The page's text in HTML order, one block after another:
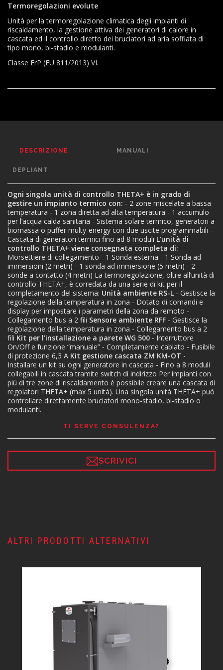
Termoregolazioni evolute
Unità per la termoregolazione climatica degli impianti di
riscaldamento, la gestione attiva dei generatori di calore in
cascata ed il controllo diretto dei bruciatori ad aria soffiata di
tipo mono, bi-stadio e modulanti.
Classe ErP (EU 811/2013) VI.
DESCRIZIONE MANUALI
DEPLIANT
Ogni singola unità di controllo THETA+ è in grado di
gestire un impianto termico con: - 2 zone miscelate a bassa
temperatura - 1 zona diretta ad alta temperatura - 1 accumulo
per l’acqua calda sanitaria - Sistema solare termico, generatori a
biomassa o puffer multy-energy con due uscite programmabili -
Cascata di generatori termici fino ad 8 moduli L’unità di
controllo THETA+ viene consegnata completa di: -
Morsettiere di collegamento - 1 Sonda esterna - 1 Sonda ad
immersioni (2 metri) - 1 sonda ad immersione (5 metri) - 2
sonde a contatto (4 metri) La termoregolazione, oltre all’unità di
controllo THETA+, è corredata da una serie di kit per il
completamento del sistema: Unità ambiente RS-L - Gestisce la
regolazione della temperatura in zona - Dotato di comandi e
display per impostare i parametri della zona da remoto -
Collegamento bus a 2 fili Sensore ambiente RFF - Gestisce la
regolazione della temperatura in zona - Collegamento bus a 2
fili Kit per l’installazione a parete WG 500 - Interruttore
On/Off e funzione “manuale” - Completamente cablato - Fusibile
di protezione 6,3 A Kit gestione cascata ZM KM-OT -
Installare un kit su ogni generatore in cascata - Fino a 8 moduli
collegabili in cascata tramite switch di indirizzo Per impianti con
più di tre zone di riscaldamento è possibile creare una cascata di
regolatori THETA+ (max 5 unità). Una singola unità THETA+ può
controllare direttamente bruciatori mono-stadio, bi-stadio o
modulanti.
TI SERVE CONSULENZA?
SCRIVICI
ALTRI PRODOTTI ALTERNATIVI